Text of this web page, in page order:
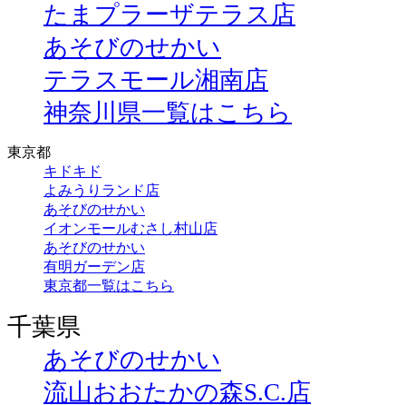
たまプラーザテラス店
あそびのせかい
テラスモール湘南店
神奈川県一覧はこちら
東京都
キドキド
よみうりランド店
あそびのせかい
イオンモールむさし村山店
あそびのせかい
有明ガーデン店
東京都一覧はこちら
千葉県
あそびのせかい
流山おおたかの森S.C.店